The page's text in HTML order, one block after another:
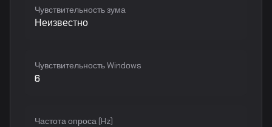
Чувствительность зума
Неизвестно
Чувствительность Windows
6
Частота опроса (Hz)